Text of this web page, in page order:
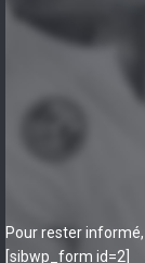
Pour rester
[sibwp_form id=2]